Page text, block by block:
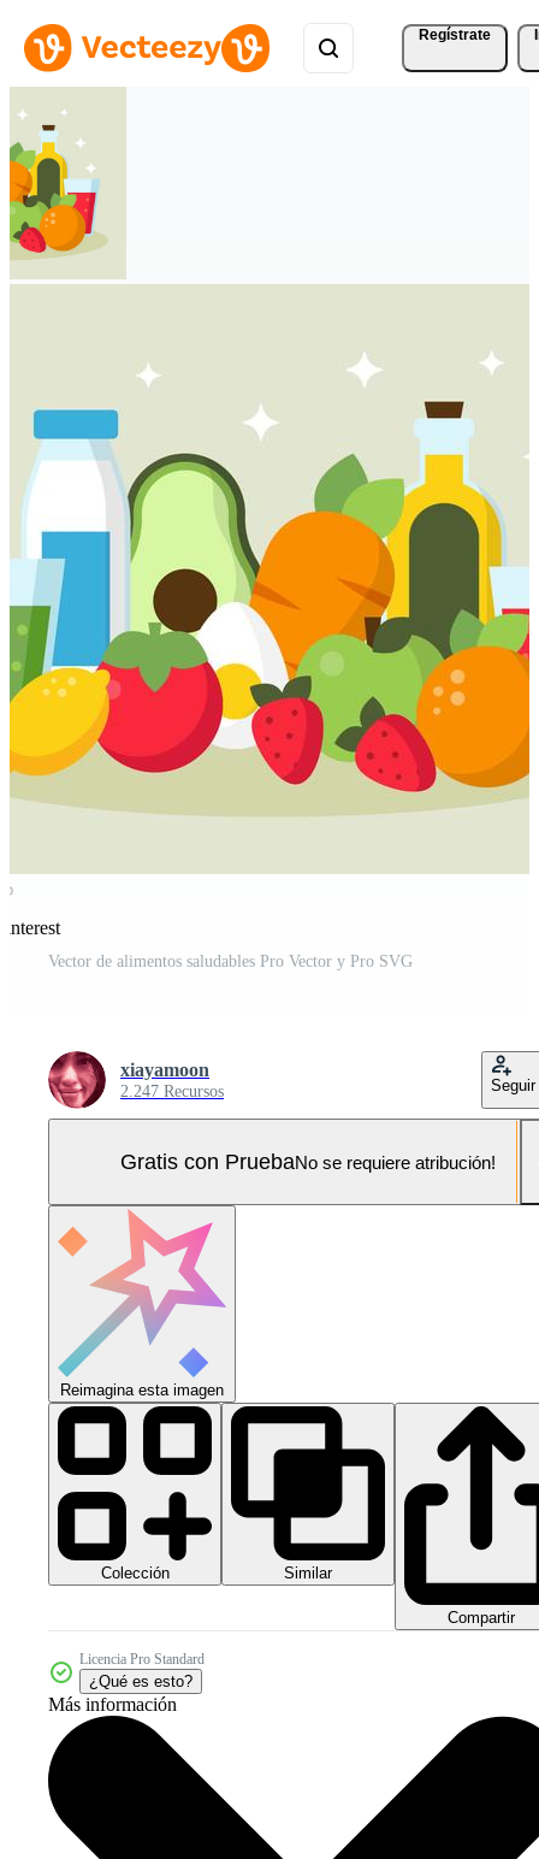
Regístrate
Vector de alimentos saludables Pro Vector y Pro SVG
xiayamoon
2.247 Recursos Seguir
Gratis con PruebaNo se requiere atribución!
Reimagina esta imagen
Colección Similar
Compartir
Licencia Pro Standard
¿Qué es esto?
Más información